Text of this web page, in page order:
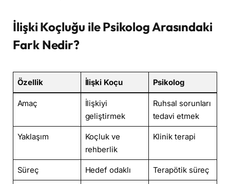
İlişki Koçluğu ile Psikolog Arasındaki
Fark Nedir?
Özellik İlişki Koçu Psikolog
Amaç
İlişkiyi
geliştirmek
Ruhsal sorunları
tedavi etmek
Yaklaşım
Koçluk ve
rehberlik
Klinik terapi
Süreç Hedef odaklı Terapötik süreç